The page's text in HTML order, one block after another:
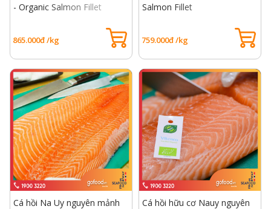
- Organic Salmon Fillet
865.000đ /kg
Salmon Fillet
759.000đ /kg
Cá hồi Na Uy nguyên mảnh
Cá hồi hữu cơ Nauy nguyên